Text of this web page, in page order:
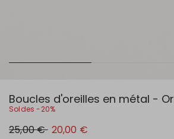
Boucles d'oreilles en métal - Or
Soldes -20%
Prix
original
25,00 € Nouveau
prix
20,00 €